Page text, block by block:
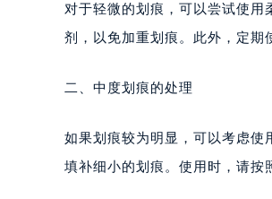
对于轻微的划痕，可以尝试使
剂，以免加重划痕。此外，定期
二、中度划痕的处理
如果划痕较为明显，可以考虑使
填补细小的划痕。使用时，请按